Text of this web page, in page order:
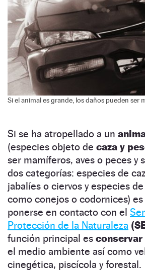
Si el animal es grande, los daños pueden ser
Si se ha atropellado a un
(especies objeto de caza y
ser mamíferos, aves o peces y
dos categorías: especies de
jabalíes o ciervos y especies
como conejos o codornices)
ponerse en contacto con el
Protección de la Naturaleza
función principal es conservar
el medio ambiente así como
cinegética, piscícola y forestal.